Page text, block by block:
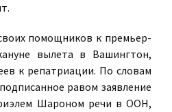
помощников к премьер-
вылета в Вашингтон,
к репатриации. По словам
равом заявление
Шароном речи в ООН,